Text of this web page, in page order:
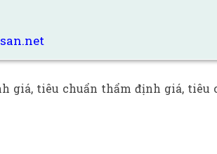
giá, tiêu chuẩn thẩm định giá, tiêu